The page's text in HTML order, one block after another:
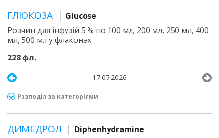
ГЛЮКОЗА
Glucose
Розчин для інфузій 5 % по 100 мл, 200 мл, 250 мл, 400
мл, 500 мл у флаконах
228 фл.
17.07.2026
Розподіл за категоріями
ДИМЕДРОЛ
Diphenhydramine